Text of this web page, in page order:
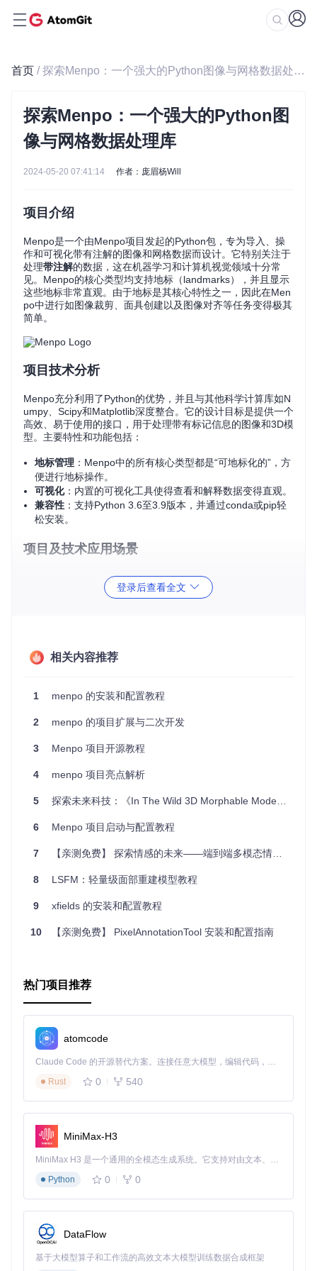
首页 / 探索Menpo：一个强大的Python图像与网格数据处理库
探索Menpo：一个强大的Python图
像与网格数据处理库
2024-05-20 07:41:14 作者：庞眉杨Will
项目介绍
Menpo是一个由Menpo项目发起的Python包，专为导入、操
作和可视化带有注解的图像和网格数据而设计。它特别关注于
处理带注解的数据，这在机器学习和计算机视觉领域十分常
见。Menpo的核心类型均支持地标（landmarks），并且显示
这些地标非常直观。由于地标是其核心特性之一，因此在Men
po中进行如图像裁剪、面具创建以及图像对齐等任务变得极其
简单。
项目技术分析
Menpo充分利用了Python的优势，并且与其他科学计算库如N
umpy、Scipy和Matplotlib深度整合。它的设计目标是提供一个
高效、易于使用的接口，用于处理带有标记信息的图像和3D模
型。主要特性和功能包括：
地标管理 ：Menpo中的所有核心类型都是“可地标化的”，方
便进行地标操作。
可视化：内置的可视化工具使得查看和解释数据变得直观。
兼容性 ：支持Python 3.6至3.9版本，并通过conda或pip轻
松安装。
项目及技术应用场景
Menpo在多个场景下都有广泛的应用，尤其适合：
包），进一步增强了其在复杂任务中的应用潜力。
项目特点
易用性：从底层设计起，Menpo致力于简化图像和网格数
据的处理流程。
注解优先
：地标处理是其核心部分，提供了多种与地标相
关的操作。
py和Matplotlib。
测试完善：全面的单元测试确保代码质量。
Menpo不仅是一个强大的工具，也是开发者和研究人员探索图
po都能提供高效、灵活的支持。立即尝试，让我们一起发掘这
登录后查看全文
相关内容推荐
1 menpo 的安装和配置教程
2 menpo 的项目扩展与二次开发
3 Menpo 项目开源教程
4 menpo 项目亮点解析
5 探索未来科技：《In The Wild 3D Morphable Models》开源项目
6 Menpo 项目启动与配置教程
7 【亲测免费】 探索情感的未来——端到端多模态情绪识别深度神经网络开源项目
8 LSFM：轻量级面部重建模型教程
9 xfields 的安装和配置教程
10 【亲测免费】 PixelAnnotationTool 安装和配置指南
热门项目推荐
atomcode
Claude Code 的开源替代方案。连接任意大模型，编辑代码，运行命令，自动验证 — 全自动执行。用 Rust 构建，极致性能。 ｜ An open-source alternative to Claude Code. Connect any LLM, edit code, run commands, and verify changes — autonomously. Built in Rust for speed. Get Started
Rust
0 540
MiniMax-H3
MiniMax H3 是一个通用的全模态生成系统。它支持对由文本、图像、视频和音频组成的多模态上下文进行统一理解，并能生成分辨率高达 2K、时长可达 15 秒的带原生立体声音频的视频。得益于面向任务泛化的系统设计，H3 在预训练阶段就已具备广泛的多模态上下文理解与生成能力，能够出色地执行复杂的多模态指令。
Python
0 0
DataFlow
基于大模型算子和工作流的高效文本大模型训练数据合成框架